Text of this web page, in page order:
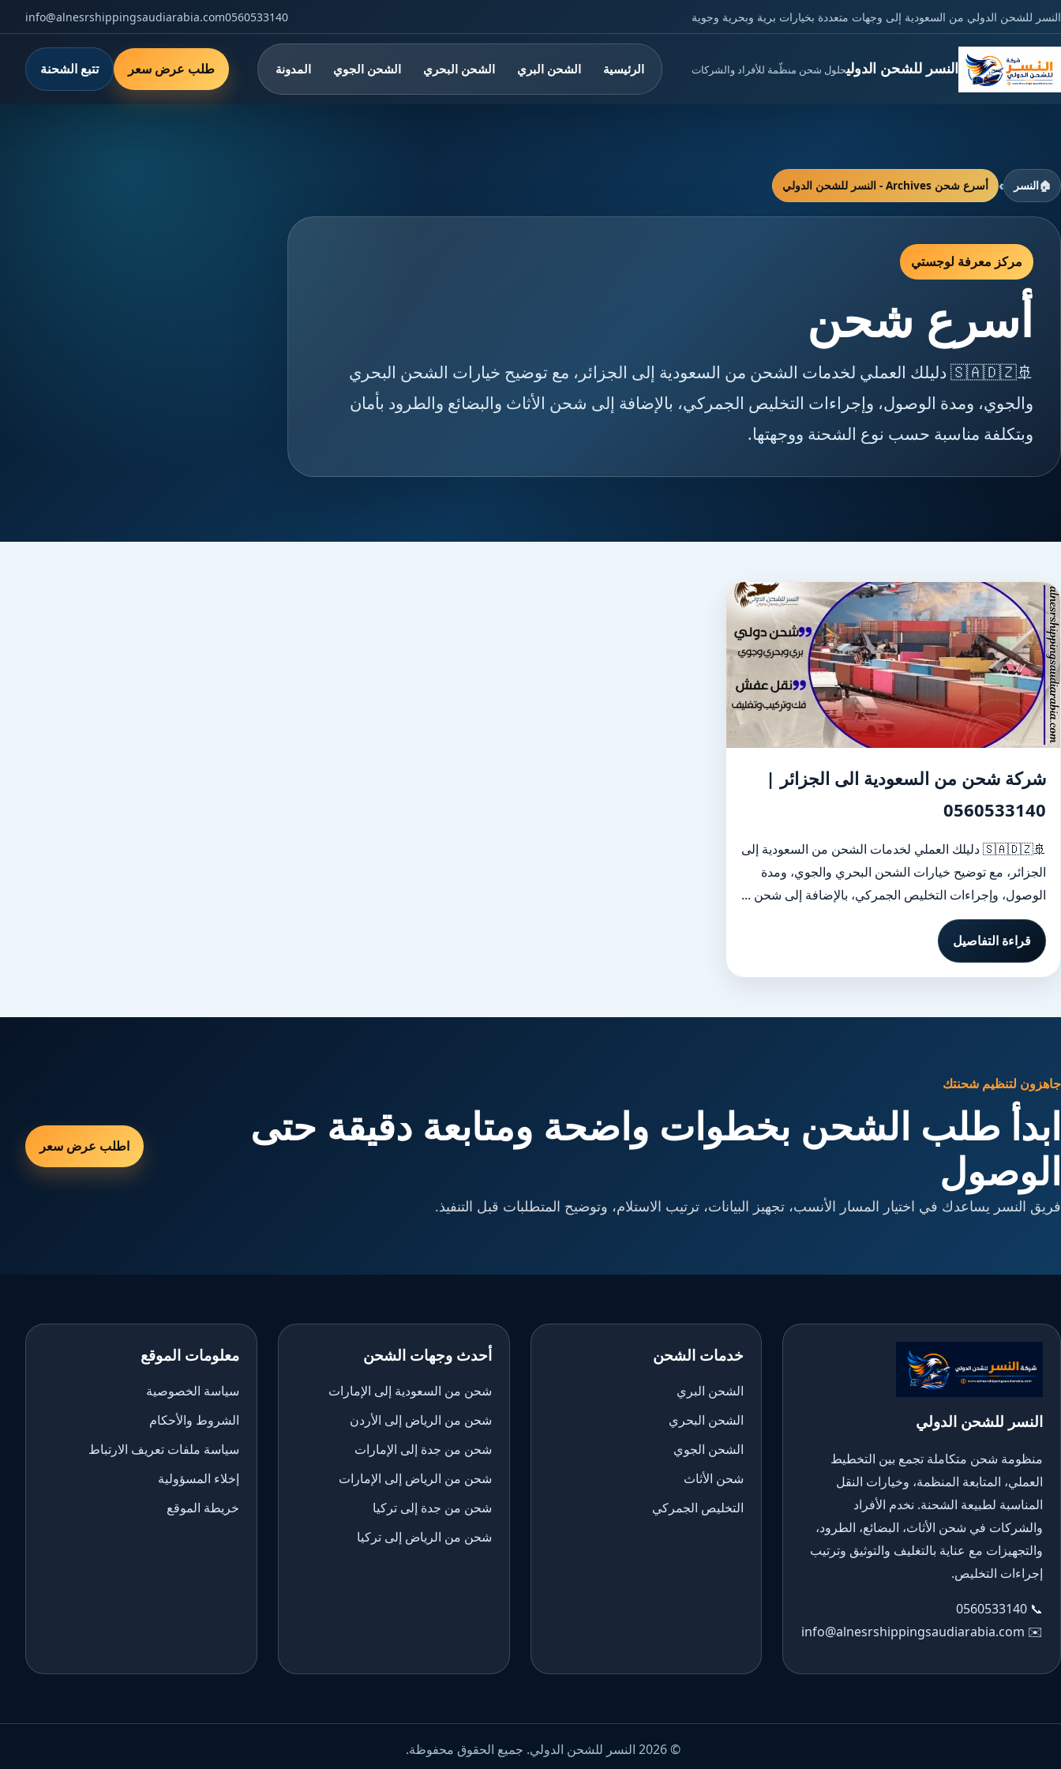
النسر للشحن الدولي من السعودية إلى وجهات متعددة بخيارات برية وبحرية وجوية 0560533140
info@alnesrshippingsaudiarabia.com
النسر للشحن الدوليحلول شحن منظّمة للأفراد والشركات الرئيسية الشحن البري الشحن البحري الشحن الجوي المدونة طلب عرض سعر تتبع الشحنة
🏠النسر › أسرع شحن Archives - النسر للشحن الدولي
مركز معرفة لوجستي
أسرع شحن
🚢🇸🇦🇩🇿 دليلك العملي لخدمات الشحن من السعودية إلى الجزائر، مع توضيح خيارات الشحن البحري
والجوي، ومدة الوصول، وإجراءات التخليص الجمركي، بالإضافة إلى شحن الأثاث والبضائع والطرود بأمان
وبتكلفة مناسبة حسب نوع الشحنة ووجهتها.
شركة شحن من السعودية الى الجزائر |
0560533140
🚢🇸🇦🇩🇿 دليلك العملي لخدمات الشحن من السعودية إلى
الجزائر، مع توضيح خيارات الشحن البحري والجوي، ومدة
الوصول، وإجراءات التخليص الجمركي، بالإضافة إلى شحن ...
قراءة التفاصيل
جاهزون لتنظيم شحنتك
ابدأ طلب الشحن بخطوات واضحة ومتابعة دقيقة حتى
الوصول
فريق النسر يساعدك في اختيار المسار الأنسب، تجهيز البيانات، ترتيب الاستلام، وتوضيح المتطلبات قبل التنفيذ.
اطلب عرض سعر
النسر للشحن الدولي
منظومة شحن متكاملة تجمع بين التخطيط
العملي، المتابعة المنظمة، وخيارات النقل
المناسبة لطبيعة الشحنة. نخدم الأفراد
والشركات في شحن الأثاث، البضائع، الطرود،
والتجهيزات مع عناية بالتغليف والتوثيق وترتيب
إجراءات التخليص.
📞
0560533140
✉️
info@alnesrshippingsaudiarabia.com
خدمات الشحن
الشحن البري
الشحن البحري
الشحن الجوي
شحن الأثاث
التخليص الجمركي
أحدث وجهات الشحن
شحن من السعودية إلى الإمارات
شحن من الرياض إلى الأردن
شحن من جدة إلى الإمارات
شحن من الرياض إلى الإمارات
شحن من جدة إلى تركيا
شحن من الرياض إلى تركيا
معلومات الموقع
سياسة الخصوصية
الشروط والأحكام
سياسة ملفات تعريف الارتباط
إخلاء المسؤولية
خريطة الموقع
© 2026 النسر للشحن الدولي. جميع الحقوق محفوظة.